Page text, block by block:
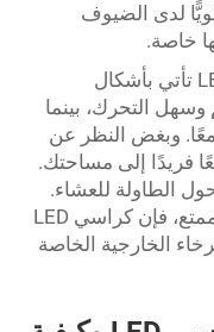
لدى الضيوف
خاصة.
وميزة أخرى رائعة هي أن كراسي LED تأتي بأشكال
التحرك، بينما
وبغض النظر عن
فريدًا إلى مساحتك.
الطاولة للعشاء.
وبفضل إضاءتها الزاهية وتصميمها الممتع، فإن كراسي LED
الخارجية الخاصة